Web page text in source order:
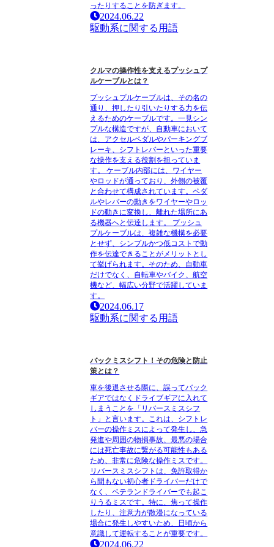
ったりすることを防ぎます。
2024.06.22
駆動系に関する用語
クルマの操作性を支えるプッシュプ
ルケーブルとは？
プッシュプルケーブルは、その名の
通り、押したり引いたりする力を伝
えるためのケーブルです。一見シン
プルな構造ですが、自動車において
は、アクセルペダルやパーキングブ
レーキ、シフトレバーといった重要
な操作を支える役割を担っていま
す。 ケーブル内部には、ワイヤー
やロッドが通っており、外側の被覆
と合わせて構成されています。ペダ
ルやレバーの動きをワイヤーやロッ
ドの動きに変換し、離れた場所にあ
る機器へと伝達します。 プッシュ
プルケーブルは、複雑な機構を必要
とせず、シンプルかつ低コストで動
作を伝達できることがメリットとし
て挙げられます。そのため、自動車
だけでなく、自転車やバイク、航空
機など、幅広い分野で活躍していま
す。
2024.06.17
駆動系に関する用語
バックミスシフト！その危険と防止
策とは？
車を後退させる際に、誤ってバック
ギアではなくドライブギアに入れて
しまうことを「リバースミスシフ
ト」と言います。これは、シフトレ
バーの操作ミスによって発生し、急
発進や周囲の物損事故、最悪の場合
には死亡事故に繋がる可能性もある
ため、非常に危険な操作ミスです。
リバースミスシフトは、免許取得か
ら間もない初心者ドライバーだけで
なく、ベテランドライバーでも起こ
りうるミスです。特に、焦って操作
したり、注意力が散漫になっている
場合に発生しやすいため、日頃から
意識して運転することが重要です。
2024.06.22